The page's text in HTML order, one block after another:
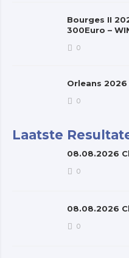
Bourges II
300Euro –
0
Orleans 2026
0
Laatste
08.08.2026
0
08.08.2026
0